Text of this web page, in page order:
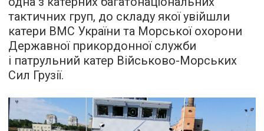
тактичних груп, до складу якої увійшли
катери ВМС України та Морської охорони
Державної прикордонної служби
і патрульний катер Військово-Морських
Сил Грузії.